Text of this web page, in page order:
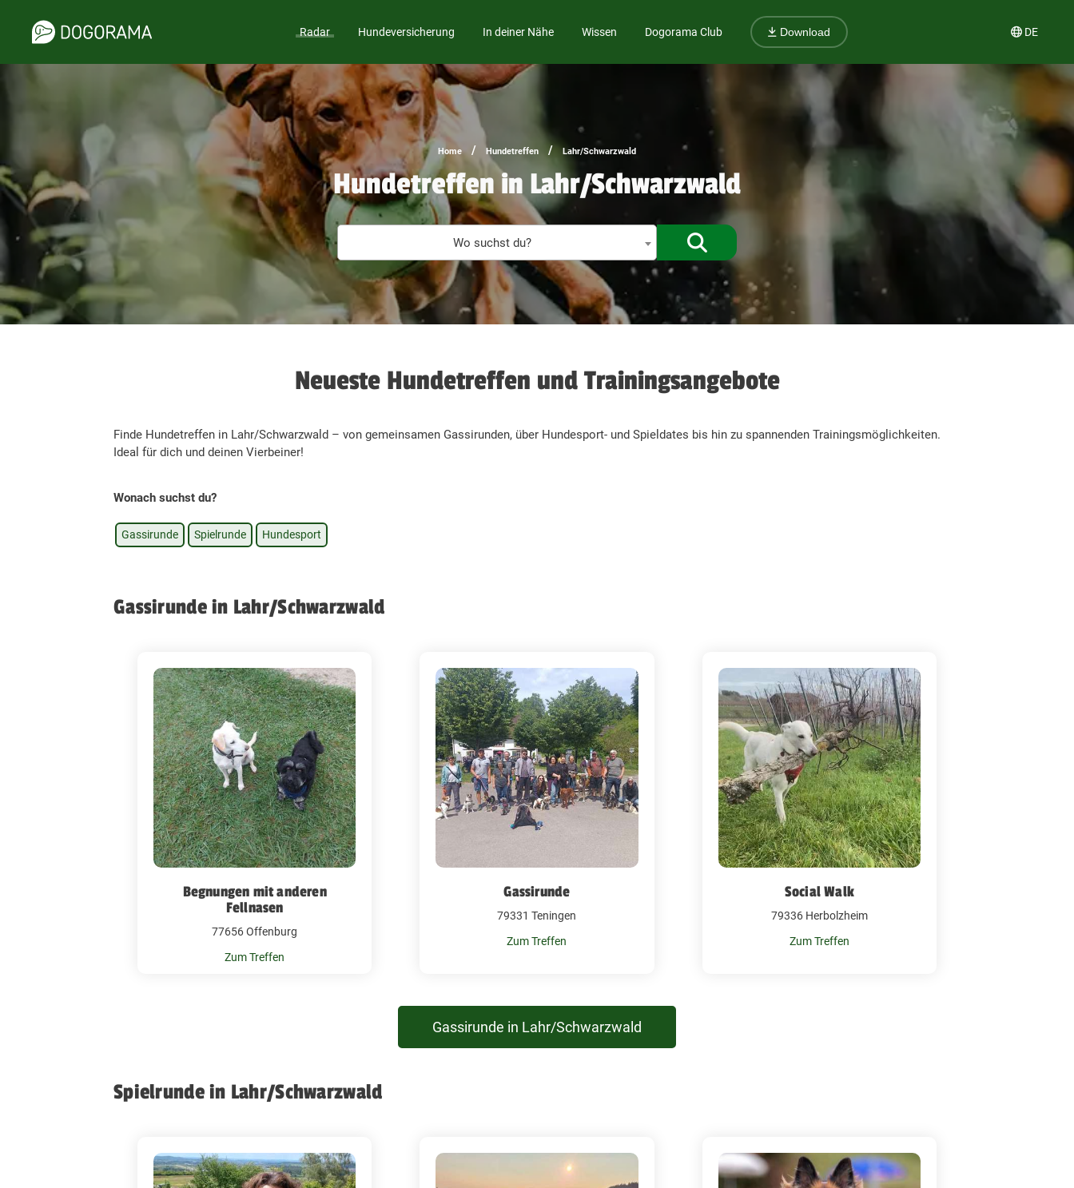
Radar Hundeversicherung In deiner Nähe Wissen Dogorama Club Download DE
Home / Hundetreffen / Lahr/Schwarzwald
Hundetreffen in Lahr/Schwarzwald
Wo suchst du? Treffen finden
Neueste Hundetreffen und Trainingsangebote
Finde Hundetreffen in Lahr/Schwarzwald – von gemeinsamen Gassirunden, über Hundesport- und Spieldates bis hin zu spannenden Trainingsmöglichkeiten.
Ideal für dich und deinen Vierbeiner!
Wonach suchst du?
Gassirunde Spielrunde Hundesport
Gassirunde in Lahr/Schwarzwald
Begnungen mit anderen
Fellnasen
77656 Offenburg
Zum Treffen
Gassirunde
79331 Teningen
Zum Treffen
Social Walk
79336 Herbolzheim
Zum Treffen
Gassirunde in Lahr/Schwarzwald
Spielrunde in Lahr/Schwarzwald